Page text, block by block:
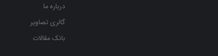
درباره ما
گالری تصاویر
بانک مقالات